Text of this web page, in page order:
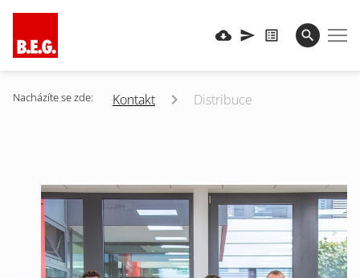
Nacházíte se zde: Kontakt Distribuce